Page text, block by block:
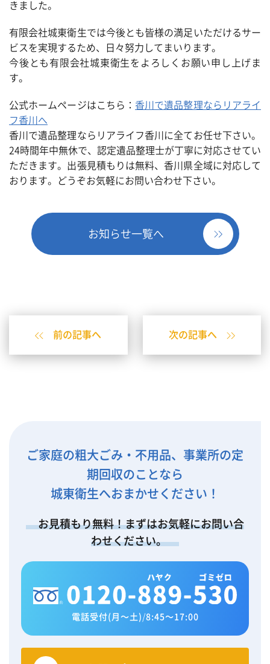
きました。
有限会社城東衛生では今後とも皆様の満足いただけるサー
ビスを実現するため、日々努力してまいります。
今後とも有限会社城東衛生をよろしくお願い申し上げま
す。
公式ホームページはこちら： 香川で遺品整理ならリアライ
フ香川へ
香川で遺品整理ならリアライフ香川に全てお任せ下さい。
24時間年中無休で、認定遺品整理士が丁寧に対応させてい
ただきます。出張見積もりは無料、香川県全域に対応して
おります。どうぞお気軽にお問い合わせ下さい。
お知らせ一覧へ
前の記事へ 次の記事へ
ご家庭の粗大ごみ・不用品、事業所の定
期回収のことなら
城東衛生へおまかせください！
お見積もり無料！まずはお気軽にお問い合
わせください。
電話受付(月～土) /8:45～17:00